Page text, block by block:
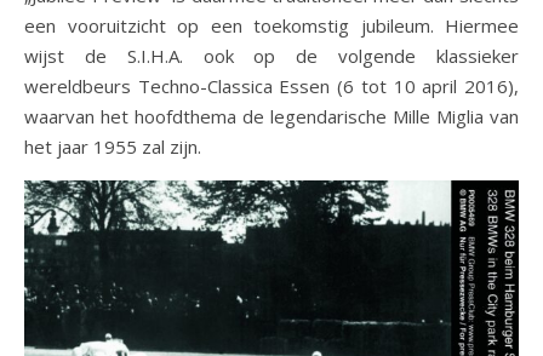
een vooruitzicht op een toekomstig jubileum. Hiermee
wijst de S.I.H.A. ook op de volgende klassieker
wereldbeurs Techno-Classica Essen (6 tot 10 april 2016),
waarvan het hoofdthema de legendarische Mille Miglia van
het jaar 1955 zal zijn.